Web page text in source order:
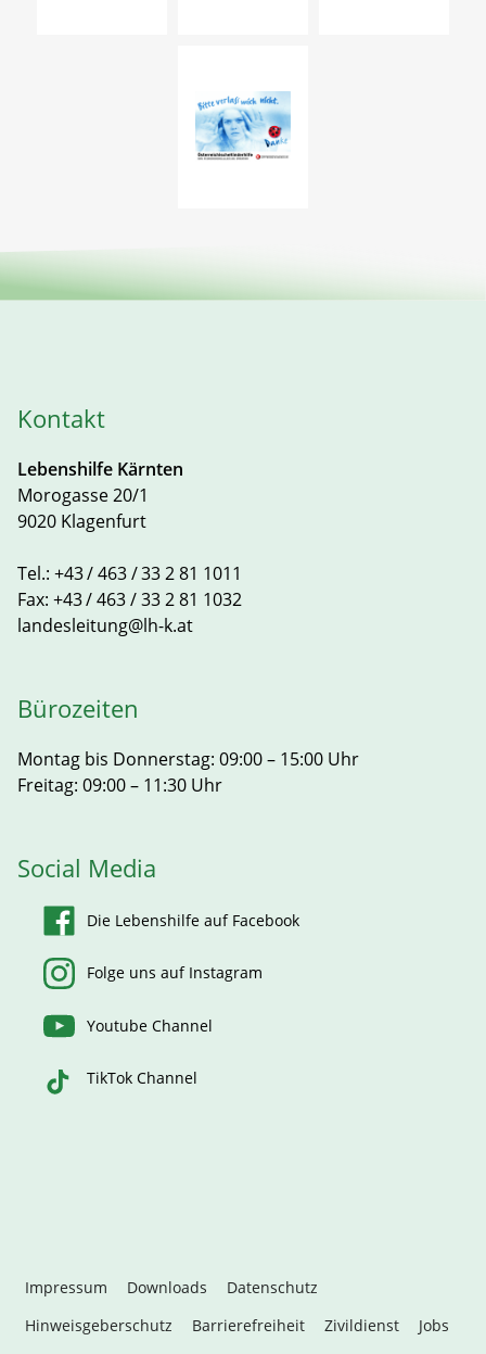
Kontakt
Lebenshilfe Kärnten
Morogasse 20/1
9020 Klagenfurt
Tel.: +43 / 463 / 33 2 81 1011
Fax: +43 / 463 / 33 2 81 1032
landesleitung@lh-k.at
Bürozeiten
Montag bis Donnerstag: 09:00 – 15:00 Uhr
Freitag: 09:00 – 11:30 Uhr
Social Media
Die Lebenshilfe auf Facebook
Folge uns auf Instagram
Youtube Channel
TikTok Channel
Impressum Downloads
Datenschutz
Hinweisgeberschutz
Barrierefreiheit Zivildienst
Jobs